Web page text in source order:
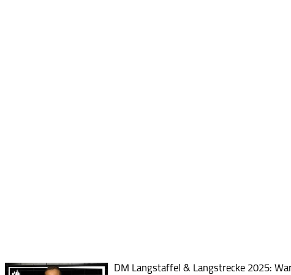
DM Langstaffel & Langstrecke 2025: